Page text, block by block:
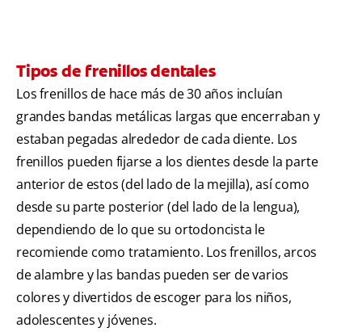
Tipos de frenillos dentales
Los frenillos de hace más de 30 años incluían
grandes bandas metálicas largas que encerraban y
estaban pegadas alrededor de cada diente. Los
frenillos pueden fijarse a los dientes desde la parte
anterior de estos (del lado de la mejilla), así como
desde su parte posterior (del lado de la lengua),
dependiendo de lo que su ortodoncista le
recomiende como tratamiento. Los frenillos, arcos
de alambre y las bandas pueden ser de varios
colores y divertidos de escoger para los niños,
adolescentes y jóvenes.